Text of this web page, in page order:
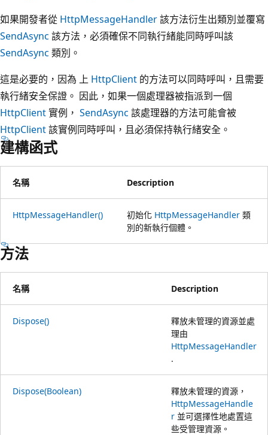
如果開發者從 HttpMessageHandler該方法衍生出類別並覆寫
SendAsync 該方法，必須確保不同執行緒能同時呼叫該
SendAsync 類別。
這是必要的，因為 上 HttpClient 的方法可以同時呼叫，且需要
執行緒安全保證。 因此，如果一個處理器被指派到一個
HttpClient實例， SendAsync 該處理器的方法可能會被
HttpClient該實例同時呼叫，且必須保持執行緒安全。
建構函式
名稱 Description
HttpMessageHandler() 初始化 HttpMessageHandler 類
別的新執行個體。
方法
名稱 Description
Dispose()
釋放未管理的資源並處
理由
HttpMessageHandler
.
Dispose(Boolean)
釋放未管理的資源，
HttpMessageHandle
r 並可選擇性地處置這
些受管理資源。